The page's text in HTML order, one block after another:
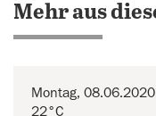
Mehr aus
Montag, 08.06.2020
22°C